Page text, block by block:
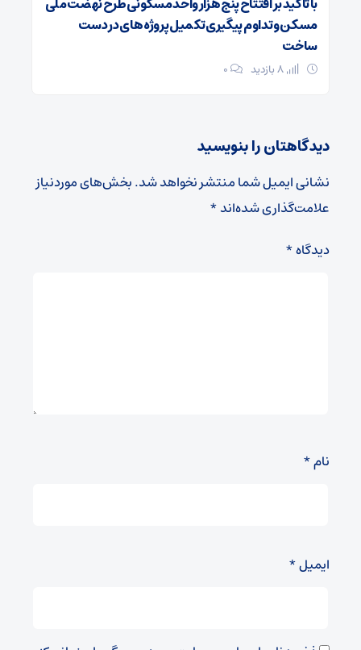
مسکن و تداوم پیگیری تکمیل پروژه های در دست
ساخت
۰
دیدگاهتان را بنویسید
نشانی ایمیل شما منتشر نخواهد شد.بخش‌های موردنیاز
علامت‌گذاری شده‌اند*
دیدگاه*
نام*
ایمیل*